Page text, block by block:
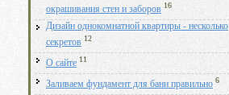
окрашивания стен и заборов 16
Дизайн однокомнатной квартиры - несколько
секретов 12
О сайте 11
Заливаем фундамент для бани правильно 6